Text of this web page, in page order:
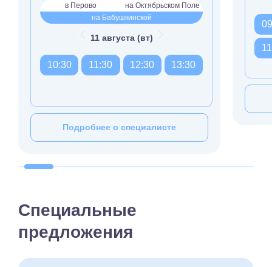
в Перово
на Октябрьском Поле
на Бабушкинской
11 августа (вт)
10:30 11:30 12:30 13:30
Подробнее о специалисте
Специальные
предложения